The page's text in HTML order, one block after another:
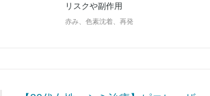
リスクや副作用
赤み、色素沈着、再発